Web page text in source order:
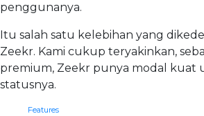
penggunanya.
Itu salah satu kelebihan yang
Zeekr. Kami cukup teryakinkan,
premium, Zeekr punya modal kuat
statusnya.
Features